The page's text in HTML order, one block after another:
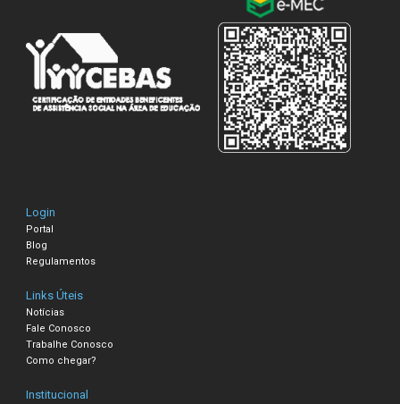
Login
Portal
Blog
Regulamentos
Links Úteis
Notícias
Fale Conosco
Trabalhe Conosco
Como chegar?
Institucional